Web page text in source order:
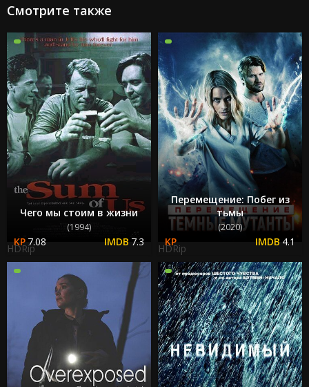
Смотрите также
Чего мы стоим в жизни
(1994)
7.08 7.3
HDRip
Перемещение: Побег из
тьмы
(2020)
4.1
HDRip